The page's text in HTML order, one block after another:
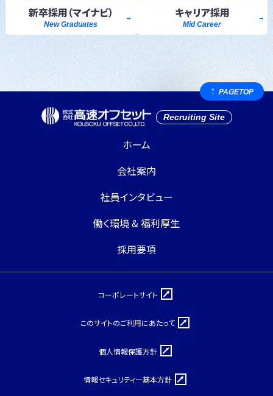
新卒採用（マイナビ）
New Graduates
キャリア採用
Mid Career
PAGETOP
Recruiting Site
ホーム
会社案内
社員インタビュー
働く環境 & 福利厚生
採用要項
コーポレートサイト
このサイトのご利用にあたって
個人情報保護方針
情報セキュリティー基本方針